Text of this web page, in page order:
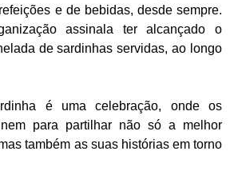
e de bebidas, desde sempre.
assinala ter alcançado o
de sardinhas servidas, ao longo
é uma celebração, onde os
para partilhar não só a melhor
também as suas histórias em torno